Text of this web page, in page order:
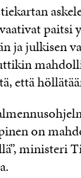
ja julkisen
että
on
ministeri